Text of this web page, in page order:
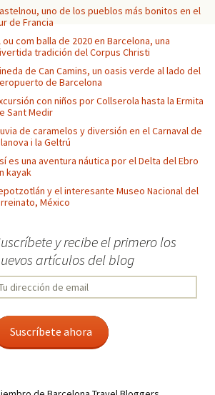
uno de los pueblos más bonitos en el
de Francia
ou com balla de 2020 en Barcelona, una
tradición del Corpus Christi
de Can Camins, un oasis verde al lado del
de Barcelona
con niños por Collserola hasta la Ermita
Sant Medir
de caramelos y diversión en el Carnaval de
i la Geltrú
es una aventura náutica por el Delta del Ebro
kayak
y el interesante Museo Nacional del
México
y recibe el primero los
artículos del blog
dirección
email
Suscríbete ahora